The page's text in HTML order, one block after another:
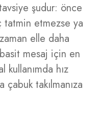
şudur: önce
etmezse ya
elle daha
mesaj için en
kullanımda hız
çabuk takılmanıza